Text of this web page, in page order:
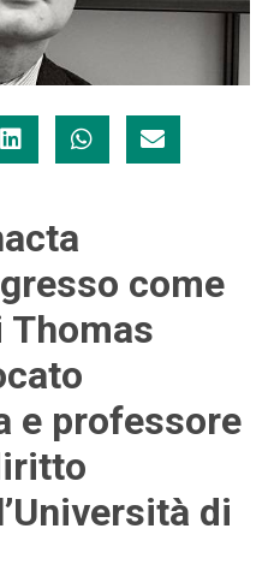
come
Thomas
e professore
di